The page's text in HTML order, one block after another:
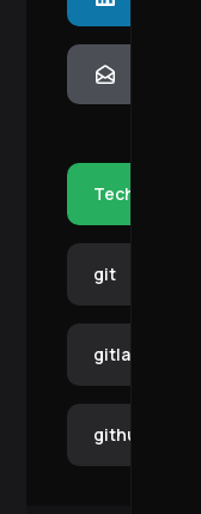
Tech
git
gitlab
github